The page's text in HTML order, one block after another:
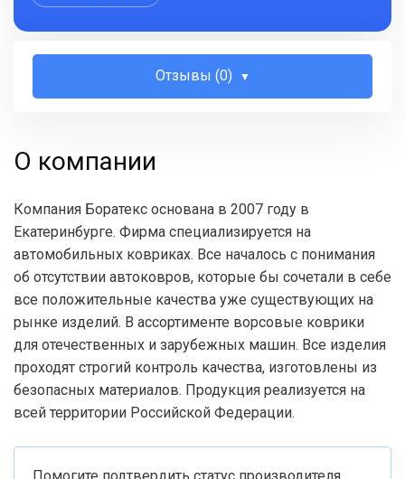
Отзывы (0)
О компании
Компания Боратекс основана в 2007 году в
Екатеринбурге. Фирма специализируется на
автомобильных ковриках. Все началось с понимания
об отсутствии автоковров, которые бы сочетали в себе
все положительные качества уже существующих на
рынке изделий. В ассортименте ворсовые коврики
для отечественных и зарубежных машин. Все изделия
проходят строгий контроль качества, изготовлены из
безопасных материалов. Продукция реализуется на
всей территории Российской Федерации.